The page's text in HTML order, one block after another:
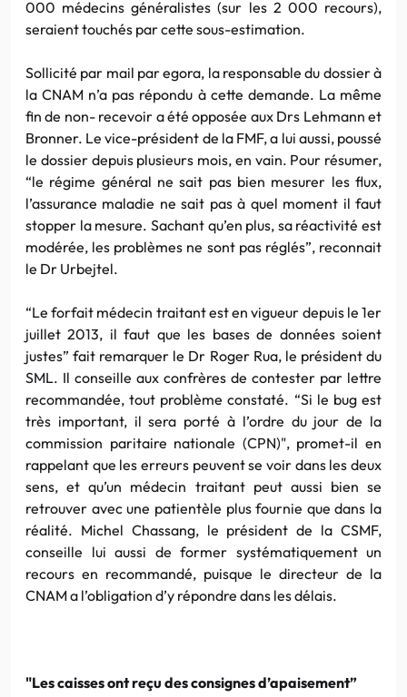
000 médecins généralistes (sur les 2 000 recours),
seraient touchés par cette sous-estimation.
Sollicité par mail par egora, la responsable du dossier à
la CNAM n’a pas répondu à cette demande. La même
fin de non- recevoir a été opposée aux Drs Lehmann et
Bronner. Le vice-président de la FMF, a lui aussi, poussé
le dossier depuis plusieurs mois, en vain. Pour résumer,
“le régime général ne sait pas bien mesurer les flux,
l’assurance maladie ne sait pas à quel moment il faut
stopper la mesure. Sachant qu’en plus, sa réactivité est
modérée, les problèmes ne sont pas réglés”, reconnait
le Dr Urbejtel.
“Le forfait médecin traitant est en vigueur depuis le 1er
juillet 2013, il faut que les bases de données soient
justes” fait remarquer le Dr Roger Rua, le président du
SML. Il conseille aux confrères de contester par lettre
recommandée, tout problème constaté. “Si le bug est
très important, il sera porté à l’ordre du jour de la
commission paritaire nationale (CPN)", promet-il en
rappelant que les erreurs peuvent se voir dans les deux
sens, et qu’un médecin traitant peut aussi bien se
retrouver avec une patientèle plus fournie que dans la
réalité. Michel Chassang, le président de la CSMF,
conseille lui aussi de former systématiquement un
recours en recommandé, puisque le directeur de la
CNAM a l’obligation d’y répondre dans les délais.
"Les caisses ont reçu des consignes d’apaisement”